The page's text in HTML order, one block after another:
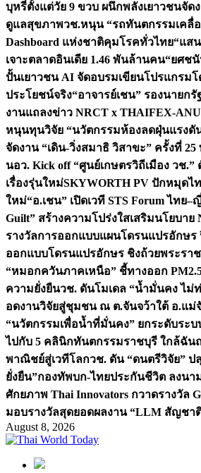
บุหรี่ตั้งแต่วัย 9 ขวบ ผนึกพลังเยาวชนจัด
ดูแลสุขภาพวช.หนุน “รถทันตกรรมเคลื่
Dashboard แห่งชาติคุมโรคทั่วไทย“แส
เจาะตลาดอินเดีย 1.46 พันล้านคน“ยศช
ปั้นเยาวชน AI จัดอบรมเขียนโปรแกร
ประโยชน์จริง“อาจารย์เชน” รองนาย
งานแถลงข่าว NRCT x THAIFEX-
หนุนทุนวิจัย “นวัตกรรมห้องลดฝุ่นแรงดั
จัดงาน “เดิน-วิ่งสมาธิ วิสาขะ” ครั้งที่
นอว. Kick off “ศูนย์เกษตรวิถีเมือง วช
เรื่องรุ่นใหม่SKYWORTH PV ปักหมุดไ
ใหม่“อ.เชน” เปิดเวที STS Forum ไทย
Guilt” สร้างความโปร่งใสเสริมนโยบาย
รางวัลการออกแบบแผนโดรนแปรอักษร
ออกแบบโดรนแปรอักษร ชิงถ้วยพระรา
“หมอกควันภาคเหนือ” ชี้ทางออก
ความยั่งยืนวช. ดันโมเดล “น้ำมั่นคง ไม่
อดงานวิจัยสู่ชุมชน ณ ต.จันจว้าใต้ อ.แม่จั
“นวัตกรรมเพื่อน้ำที่มั่นคง” ยกระดับร
ไปกับ 5 คลินิกทันตกรรมราชบุรี ใกล้ฉัน
พาณิชย์สู่เวทีโลกวช. ดัน “ดนตรีวิจัย”
ยั่งยืน”กองทัพบก-ไทยประกันชีวิต ลงน
ศักยภาพ Thai Innovators กวาดรางวัล
มอบรางวัลสุดยอดผลงาน “LLM สัญชา
August 8, 2026